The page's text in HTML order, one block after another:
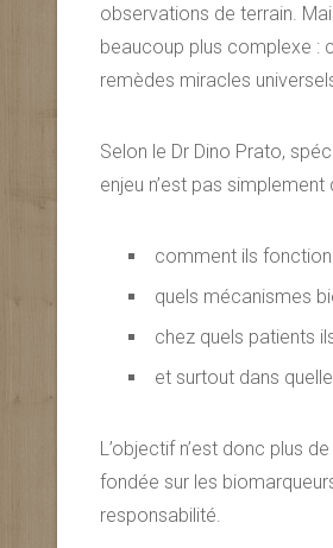
observations de terrain.
beaucoup plus complexe :
remèdes miracles
Selon le Dr Dino Prato,
enjeu n’est pas
comment ils
quels mécanismes
chez quels patients
et surtout dans
L’objectif n’est donc plus
fondée sur les
responsabilité.